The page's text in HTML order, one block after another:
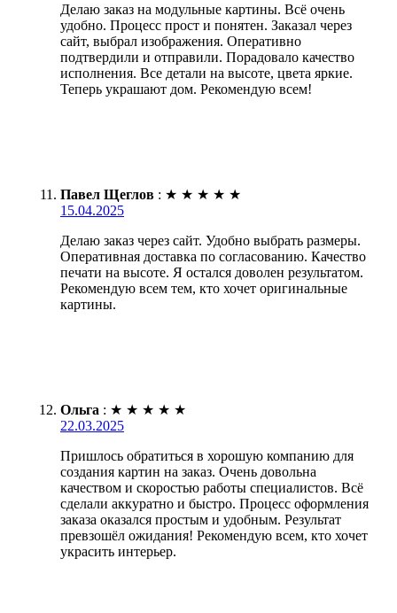
Делаю заказ на модульные картины. Всё очень
удобно. Процесс прост и понятен. Заказал через
сайт, выбрал изображения. Оперативно
подтвердили и отправили. Порадовало качество
исполнения. Все детали на высоте, цвета яркие.
Теперь украшают дом. Рекомендую всем!
Павел Щеглов : ★ ★ ★ ★ ★
15.04.2025
Делаю заказ через сайт. Удобно выбрать размеры.
Оперативная доставка по согласованию. Качество
печати на высоте. Я остался доволен результатом.
Рекомендую всем тем, кто хочет оригинальные
картины.
Ольга : ★ ★ ★ ★ ★
22.03.2025
Пришлось обратиться в хорошую компанию для
создания картин на заказ. Очень довольна
качеством и скоростью работы специалистов. Всё
сделали аккуратно и быстро. Процесс оформления
заказа оказался простым и удобным. Результат
превзошёл ожидания! Рекомендую всем, кто хочет
украсить интерьер.